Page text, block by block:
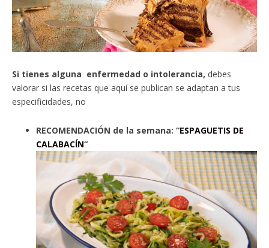
Si tienes alguna enfermedad o intolerancia, debes
valorar si las recetas que aquí se publican se adaptan a tus
especificidades, no
RECOMENDACIÓN de la semana: “ESPAGUETIS DE
CALABACÍN“